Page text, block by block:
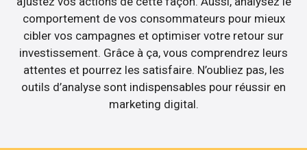
comportement de vos consommateurs pour mieux
cibler vos campagnes et optimiser votre retour sur
investissement. Grâce à ça, vous comprendrez leurs
attentes et pourrez les satisfaire. N’oubliez pas, les
outils d’analyse sont indispensables pour réussir en
marketing digital.